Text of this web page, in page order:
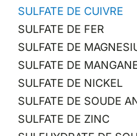
SULFATE DE CUIVRE
SULFATE DE FER
SULFATE DE
SULFATE DE
SULFATE DE NICKEL
SULFATE DE SOUDE
SULFATE DE ZINC